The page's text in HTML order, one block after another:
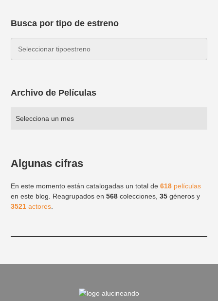
Busca por tipo de estreno
Archivo de Películas
Algunas cifras
En este momento están catalogadas un total de618 películas
en este blog. Reagrupados en568 colecciones,35 géneros y
3521 actores